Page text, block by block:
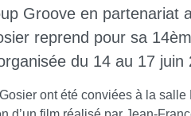
Groove en partenariat
reprend pour sa
du 14 au 17 juin
ont été conviées à la